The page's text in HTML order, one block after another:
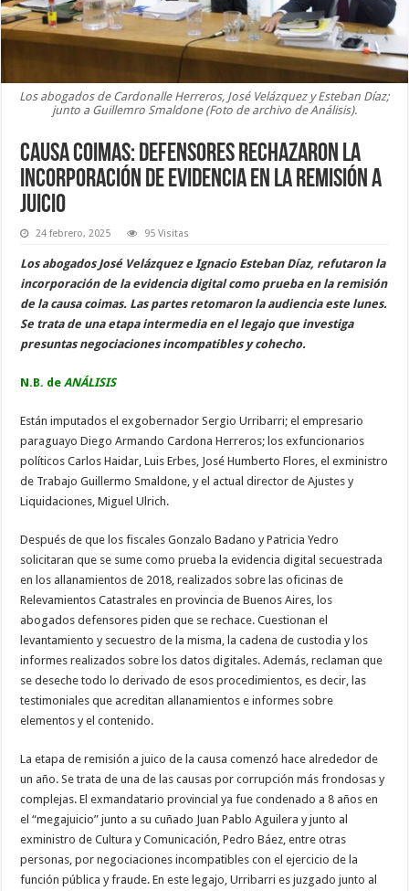
Los abogados de Cardonalle Herreros, José Velázquez y Esteban Díaz;
junto a Guillemro Smaldone (Foto de archivo de Análisis).
Causa coimas: defensores rechazaron la
incorporación de evidencia en la remisión a
juicio
24 febrero, 2025 95 Visitas
Los abogados José Velázquez e Ignacio Esteban Díaz, refutaron la
incorporación de la evidencia digital como prueba en la remisión
de la causa coimas. Las partes retomaron la audiencia este lunes.
Se trata de una etapa intermedia en el legajo que investiga
presuntas negociaciones incompatibles y cohecho.
N.B. deANÁLISIS
Están imputados el exgobernador Sergio Urribarri; el empresario
paraguayo Diego Armando Cardona Herreros; los exfuncionarios
políticos Carlos Haidar, Luis Erbes, José Humberto Flores, el exministro
de Trabajo Guillermo Smaldone, y el actual director de Ajustes y
Liquidaciones, Miguel Ulrich.
Después de que los fiscales Gonzalo Badano y Patricia Yedro
solicitaran que se sume como prueba la evidencia digital secuestrada
en los allanamientos de 2018, realizados sobre las oficinas de
Relevamientos Catastrales en provincia de Buenos Aires, los
abogados defensores piden que se rechace. Cuestionan el
levantamiento y secuestro de la misma, la cadena de custodia y los
informes realizados sobre los datos digitales. Además, reclaman que
se deseche todo lo derivado de esos procedimientos, es decir, las
testimoniales que acreditan allanamientos e informes sobre
elementos y el contenido.
La etapa de remisión a juico de la causa comenzó hace alrededor de
un año. Se trata de una de las causas por corrupción más frondosas y
complejas. El exmandatario provincial ya fue condenado a 8 años en
el “megajuicio” junto a su cuñado Juan Pablo Aguilera y junto al
exministro de Cultura y Comunicación, Pedro Báez, entre otras
personas, por negociaciones incompatibles con el ejercicio de la
función pública y fraude. En este legajo, Urribarri es juzgado junto al